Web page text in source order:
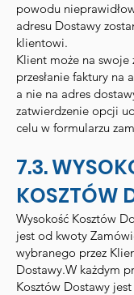
powodu
adresu Dostawy
klientowi.
Klient może na swoje
przesłanie faktury na
a nie na adres
zatwierdzenie opcji
celu w formularzu
7.3.
KOSZTÓW
Wysokość Kosztów
jest od kwoty
wybranego przez
Dostawy.W każdym
Kosztów Dostawy jest